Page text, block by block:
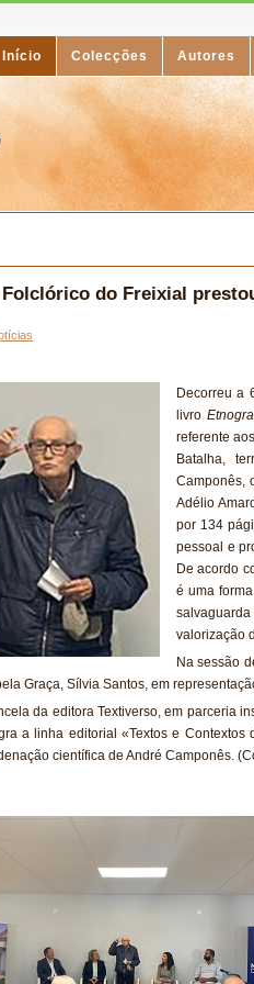
Início Colecções Autores
do Freixial
Decorreu a
livro
referente
Batalha,
Camponês,
Adélio
por 134
pessoal e
De acordo
é uma
valorização
Na sessão
Graça, Sílvia Santos, em
da editora Textiverso, em parceria
a linha editorial «Textos e
científica de André Camponês.